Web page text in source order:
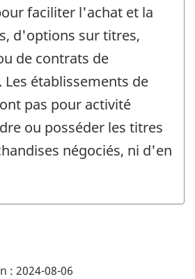
faciliter l'achat et la
d'options sur titres,
de contrats de
établissements de
pas pour activité
ou posséder les titres
négociés, ni d'en
: 2024-08-06